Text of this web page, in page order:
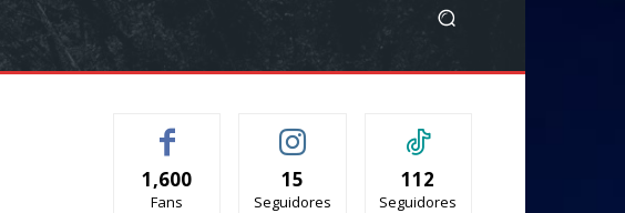
1,600
Fans
15
Seguidores
112
Seguidores